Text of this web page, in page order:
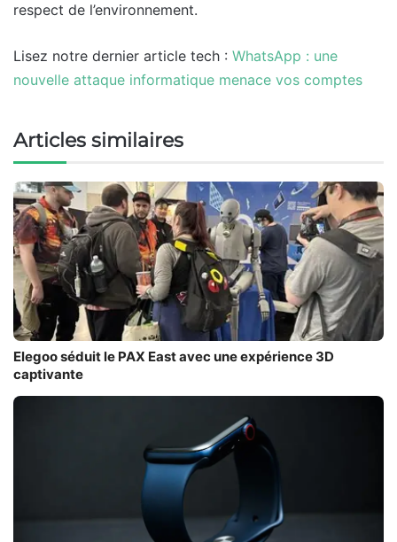
respect de l’environnement.
Lisez notre dernier article tech : WhatsApp : une
nouvelle attaque informatique menace vos comptes
Articles similaires
Elegoo séduit le PAX East avec une expérience 3D
captivante